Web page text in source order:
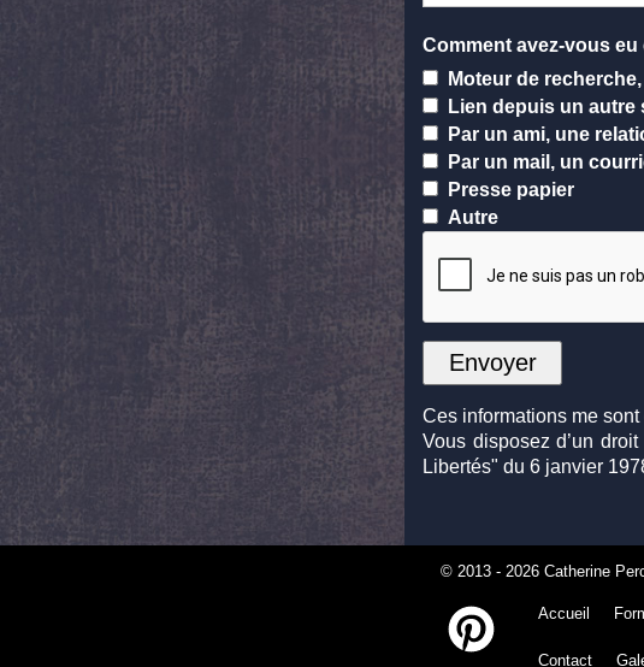
Comment avez-vous
Moteur de
Lien depuis un autre
Par un ami, une
Par un mail, un
Presse papier
Autre
Ces informations me
Vous disposez d’un
Libertés" du 6 janvier
© 2013 - 2026 Catherine
Accueil
Contact